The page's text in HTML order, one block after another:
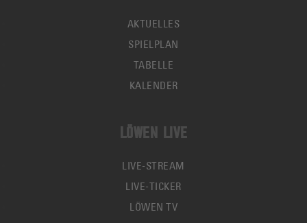
AKTUELLES
SPIELPLAN
TABELLE
KALENDER
LÖWEN LIVE
LIVE-STREAM
LIVE-TICKER
LÖWEN TV